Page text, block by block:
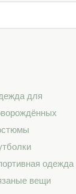
для
одежда
вещи